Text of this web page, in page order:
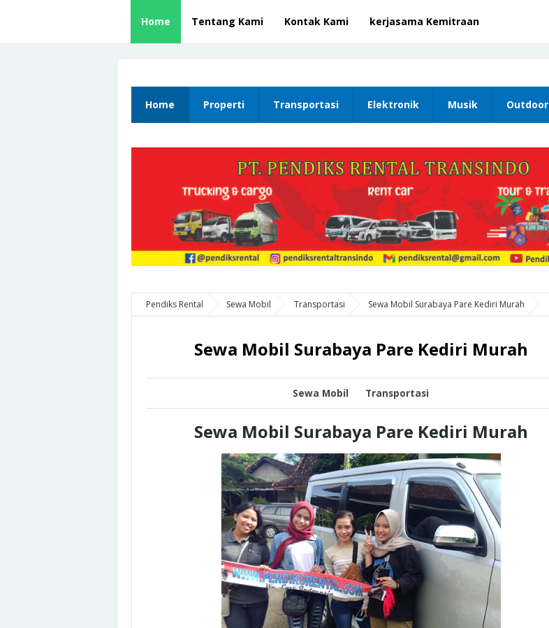
Home Tentang Kami Kontak Kami kerjasama Kemitraan
Home Properti Transportasi Elektronik Musik Outdoor
Pendiks Rental Sewa Mobil Transportasi Sewa Mobil Surabaya Pare Kediri Murah
Sewa Mobil Surabaya Pare Kediri Murah
Sewa Mobil Transportasi
Sewa Mobil Surabaya Pare Kediri Murah